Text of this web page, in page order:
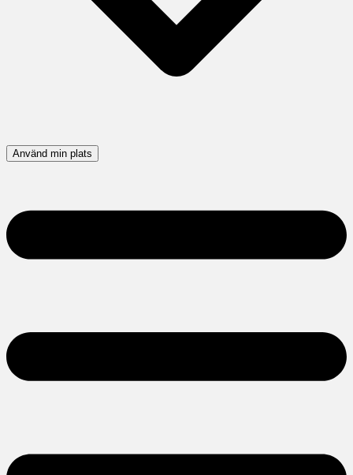
Använd min plats